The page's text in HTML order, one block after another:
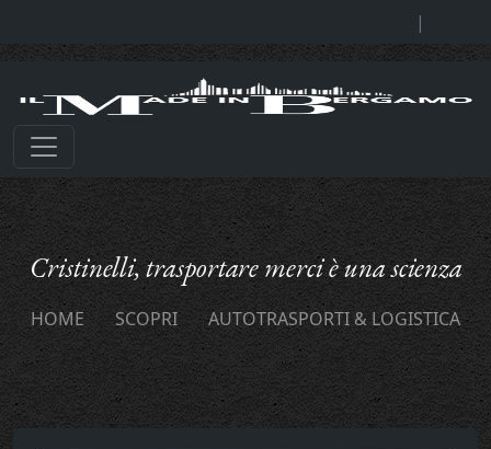
|
Cristinelli, trasportare merci è una scienza
HOME SCOPRI AUTOTRASPORTI & LOGISTICA